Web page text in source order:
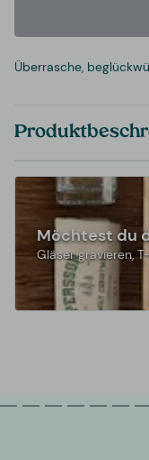
Überrasche,
Möchtest du
Gläser gravieren,